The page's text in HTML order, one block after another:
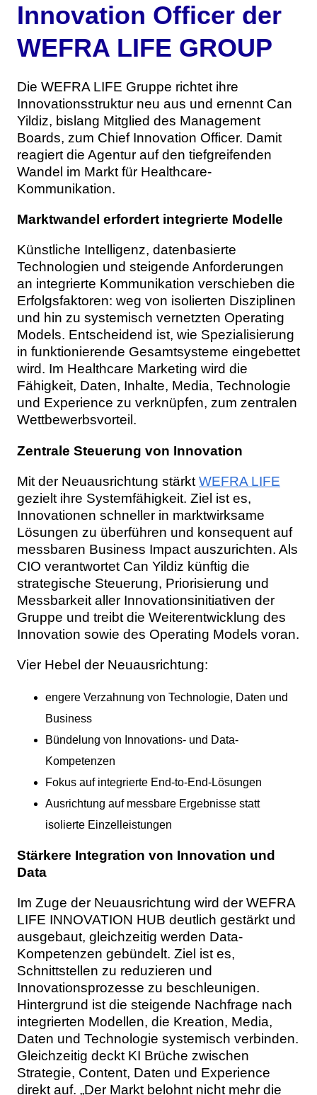
Personen
Über uns
Innovation Officer der
WEFRA LIFE GROUP
Die WEFRA LIFE Gruppe richtet ihre
Innovationsstruktur neu aus und ernennt Can
Yildiz, bislang Mitglied des Management
Boards, zum Chief Innovation Officer. Damit
reagiert die Agentur auf den tiefgreifenden
Wandel im Markt für Healthcare-
Kommunikation.
Marktwandel erfordert integrierte Modelle
Künstliche Intelligenz, datenbasierte
Technologien und steigende Anforderungen
an integrierte Kommunikation verschieben die
Erfolgsfaktoren: weg von isolierten Disziplinen
und hin zu systemisch vernetzten Operating
Models. Entscheidend ist, wie Spezialisierung
in funktionierende Gesamtsysteme eingebettet
wird. Im Healthcare Marketing wird die
Fähigkeit, Daten, Inhalte, Media, Technologie
und Experience zu verknüpfen, zum zentralen
Wettbewerbsvorteil.
Zentrale Steuerung von Innovation
Mit der Neuausrichtung stärkt WEFRA LIFE
gezielt ihre Systemfähigkeit. Ziel ist es,
Innovationen schneller in marktwirksame
Lösungen zu überführen und konsequent auf
messbaren Business Impact auszurichten. Als
CIO verantwortet Can Yildiz künftig die
strategische Steuerung, Priorisierung und
Messbarkeit aller Innovationsinitiativen der
Gruppe und treibt die Weiterentwicklung des
Innovation sowie des Operating Models voran.
Vier Hebel der Neuausrichtung:
engere Verzahnung von Technologie, Daten und
Business
Bündelung von Innovations- und Data-
Kompetenzen
Fokus auf integrierte End-to-End-Lösungen
Ausrichtung auf messbare Ergebnisse statt
isolierte Einzelleistungen
Stärkere Integration von Innovation und
Data
Im Zuge der Neuausrichtung wird der WEFRA
LIFE INNOVATION HUB deutlich gestärkt und
ausgebaut, gleichzeitig werden Data-
Kompetenzen gebündelt. Ziel ist es,
Schnittstellen zu reduzieren und
Innovationsprozesse zu beschleunigen.
Hintergrund ist die steigende Nachfrage nach
integrierten Modellen, die Kreation, Media,
Daten und Technologie systemisch verbinden.
Gleichzeitig deckt KI Brüche zwischen
Strategie, Content, Daten und Experience
direkt auf. „Der Markt belohnt nicht mehr die